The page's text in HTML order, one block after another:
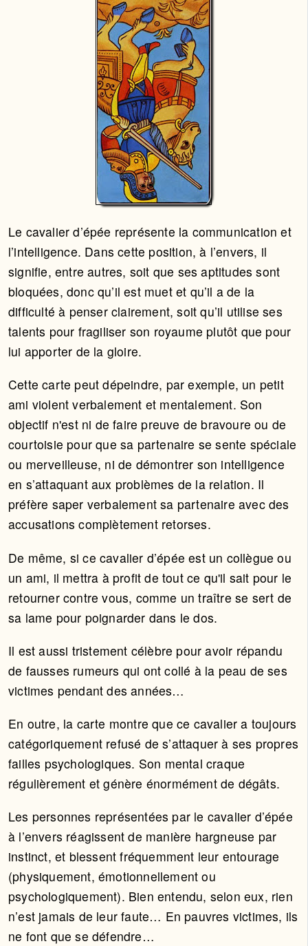
Le cavalier d’épée représente la communication et
l’intelligence. Dans cette position, à l’envers, il
signifie, entre autres, soit que ses aptitudes sont
bloquées, donc qu’il est muet et qu’il a de la
difficulté à penser clairement, soit qu’il utilise ses
talents pour fragiliser son royaume plutôt que pour
lui apporter de la gloire.
Cette carte peut dépeindre, par exemple, un petit
ami violent verbalement et mentalement. Son
objectif n'est ni de faire preuve de bravoure ou de
courtoisie pour que sa partenaire se sente spéciale
ou merveilleuse, ni de démontrer son intelligence
en s’attaquant aux problèmes de la relation. Il
préfère saper verbalement sa partenaire avec des
accusations complètement retorses.
De même, si ce cavalier d’épée est un collègue ou
un ami, il mettra à profit de tout ce qu'il sait pour le
retourner contre vous, comme un traître se sert de
sa lame pour poignarder dans le dos.
Il est aussi tristement célèbre pour avoir répandu
de fausses rumeurs qui ont collé à la peau de ses
victimes pendant des années…
En outre, la carte montre que ce cavalier a toujours
catégoriquement refusé de s’attaquer à ses propres
failles psychologiques. Son mental craque
régulièrement et génère énormément de dégâts.
Les personnes représentées par le cavalier d’épée
à l’envers réagissent de manière hargneuse par
instinct, et blessent fréquemment leur entourage
(physiquement, émotionnellement ou
psychologiquement). Bien entendu, selon eux, rien
n’est jamais de leur faute… En pauvres victimes, ils
ne font que se défendre…